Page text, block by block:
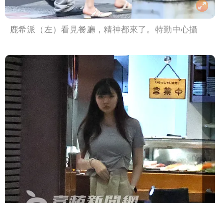
鹿希派（左）看見餐廳，精神都來了。特勤中心攝